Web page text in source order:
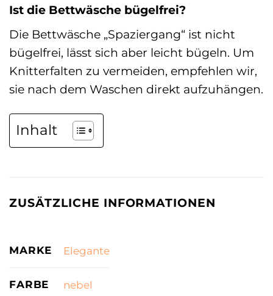
Ist die Bettwäsche bügelfrei?
Die Bettwäsche „Spaziergang“ ist nicht
bügelfrei, lässt sich aber leicht bügeln. Um
Knitterfalten zu vermeiden, empfehlen wir,
sie nach dem Waschen direkt aufzuhängen.
Inhalt
ZUSÄTZLICHE INFORMATIONEN
MARKE Elegante
FARBE nebel